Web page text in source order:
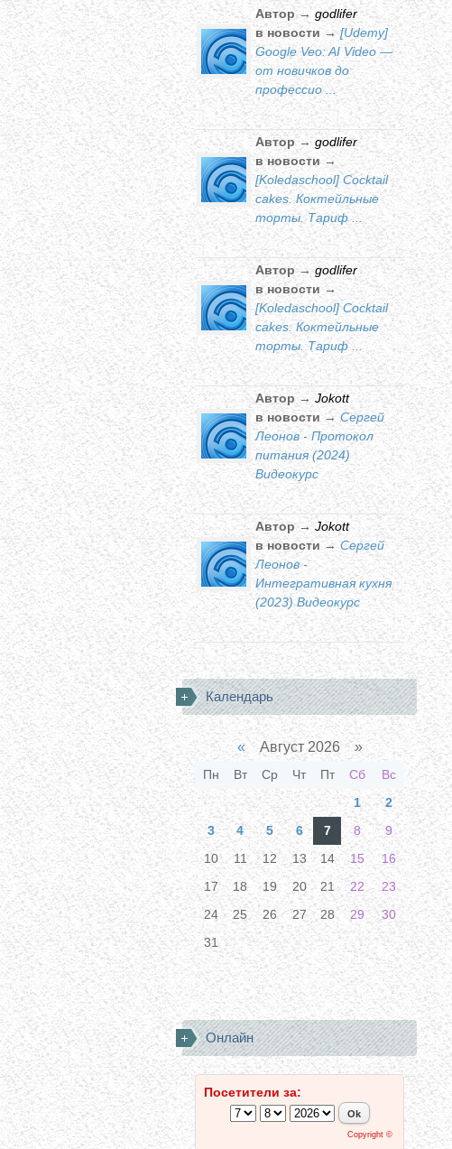
Автор → godlifer
в новости → [Udemy]
Google Veo: AI Video —
от новичков до
профессио ...
Автор → godlifer
в новости →
[Koledaschool] Cocktail
cakes. Коктейльные
торты. Тариф ...
Автор → godlifer
в новости →
[Koledaschool] Cocktail
cakes. Коктейльные
торты. Тариф ...
Автор → Jokott
в новости → Сергей
Леонов - Протокол
питания (2024)
Видеокурс
Автор → Jokott
в новости → Сергей
Леонов -
Интегративная кухня
(2023) Видеокурс
Календарь
«Август 2026 »
Пн Вт Ср Чт Пт Сб
Вс
1
2
3
4 5 6 7 8
9
10
11 12 13 14 15
16
17
18 19 20 21 22
23
24
25 26 27 28 29
30
31
Онлайн
Посетители за:
Copyright ©